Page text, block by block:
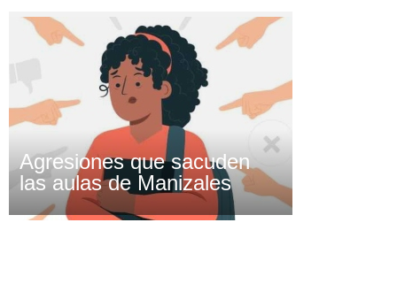
Agresiones que sacuden
las aulas de Manizales